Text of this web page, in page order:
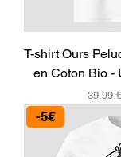
T-shirt Ours
en Coton Bio -
Prix
39,99 €
-5€